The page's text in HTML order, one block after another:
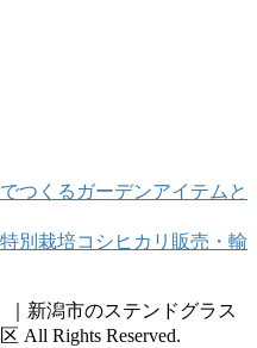
｜新潟市のステンドグラス
All Rights Reserved.